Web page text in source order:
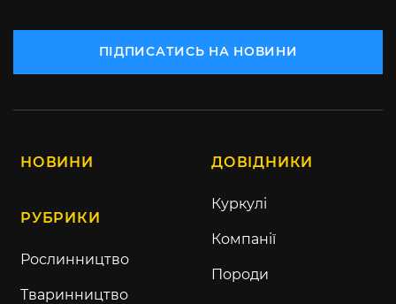
ПІДПИСАТИСЬ НА НОВИНИ
НОВИНИ
РУБРИКИ
Рослинництво
Тваринництво
ДОВІДНИКИ
Куркулі
Компанії
Породи